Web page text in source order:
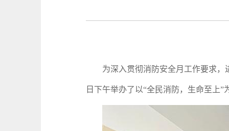
为深入贯彻消防安全月工作要求，进
日下午举办了以“全民消防，生命至上